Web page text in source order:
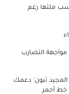
ملئها رغم
التضارب
المجيد تبون: دعمك
خط أحمر